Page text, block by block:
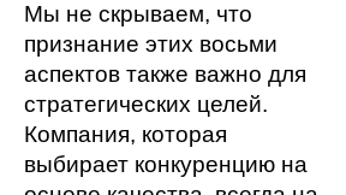
Мы не скрываем, что
признание этих восьми
аспектов также важно для
стратегических целей.
Компания, которая
выбирает конкуренцию на